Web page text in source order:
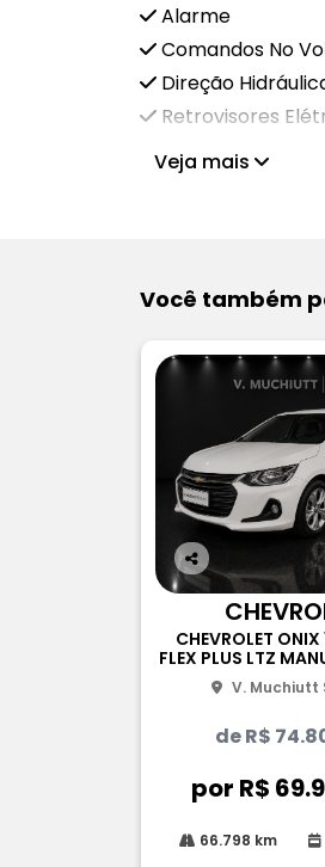
Alarme
Comandos No
Direção
Retrovisores
Veja mais
Você também
Co
rtil
he
CHEVROLET
FLEX PLUS LTZ
V. Muchiutt
de R$
por R$
66.798 km